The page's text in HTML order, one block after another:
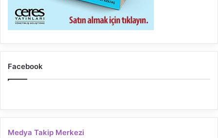
Facebook
Medya Takip Merkezi